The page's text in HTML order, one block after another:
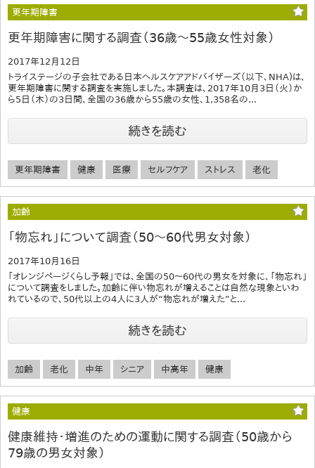
更年期障害
更年期障害に関する調査（36歳～55歳女性対象）
2017年12月12日
トライステージの子会社である日本ヘルスケアアドバイザーズ（以下、NHA)は、
更年期障害に関する調査を実施しました。本調査は、2017年10月3日（火）か
ら5日（木）の3日間、全国の36歳から55歳の女性、1,358名の...
続きを読む
更年期障害 健康 医療 セルフケア ストレス 老化
加齢
「物忘れ」について調査（50～60代男女対象）
2017年10月16日
「オレンジページくらし予報」では、全国の50～60代の男女を対象に、「物忘れ」
について調査をしました。加齢に伴い物忘れが増えることは自然な現象といわ
れているので、50代以上の4人に3人が“物忘れが増えた”と...
続きを読む
加齢 老化 中年 シニア 中高年 健康
健康
健康維持・増進のための運動に関する調査（50歳から
79歳の男女対象）